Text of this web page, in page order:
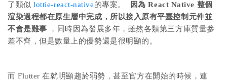
了類似lottie-react-native的專案。
因為 React Native 整個
渲染過程都在原生層中完成，所以接入原有平臺控制元件並
不會是難事 ，同時因為發展多年，雖然各類第三方庫質量參
差不齊，但是數量上的優勢還是很明顯的。
而 Flutter 在就明顯趨於弱勢，甚至官方在開始的時候，連